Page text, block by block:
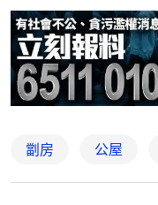
劏房 公屋